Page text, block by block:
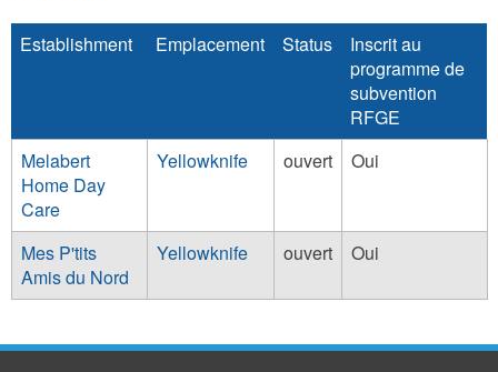
Establishment Emplacement Status
Inscrit au
programme de
subvention
RFGE
Melabert
Home Day
Care
Yellowknife ouvert Oui
Mes P'tits
Amis du Nord
Yellowknife ouvert Oui